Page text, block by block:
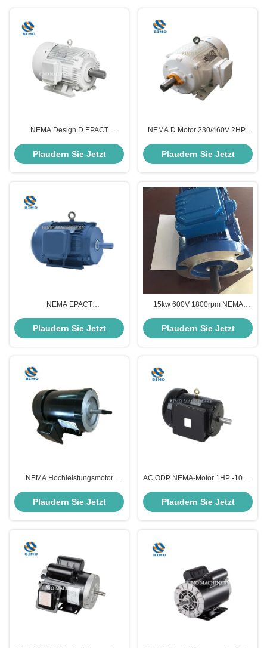
NEMA Design D EPACT
Phasen-Induktions-Elektromotor
230 V 460 V
Plaudern Sie Jetzt
NEMA D Motor 230/460V 2HP-
Eichhörnchenkäfig Asynchroner
Induktionsmotor für Ölbohrpumpe
Plaudern Sie Jetzt
NEMA EPACT
Asynchroner Induktionsmotor
Plaudern Sie Jetzt
15kw 600V 1800rpm NEMA
Wechselstrommotor Elektromotor
Plaudern Sie Jetzt
NEMA Hochleistungsmotor
Wechselstrommotor mit SKF-
Lager
Plaudern Sie Jetzt
AC ODP NEMA-Motor 1HP -10HP
Plaudern Sie Jetzt